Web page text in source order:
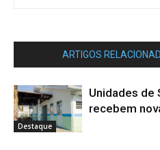
ARTIGOS
Destaque
Unidades de
recebem